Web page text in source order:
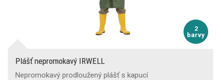
2
barvy
Plášť nepromokavý IRWELL
Nepromokavý prodloužený plášť s kapucí